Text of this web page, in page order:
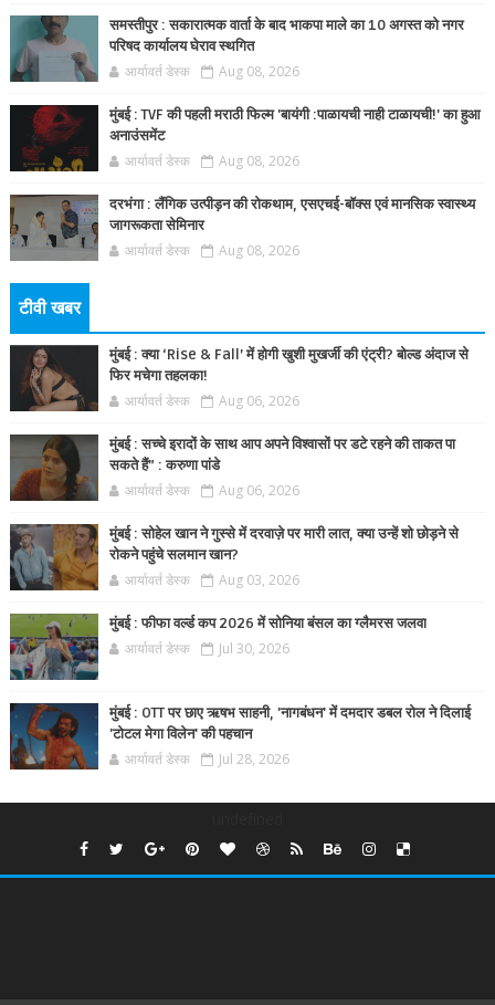
समस्तीपुर : सकारात्मक वार्ता के बाद भाकपा माले का 10 अगस्त को नगर
परिषद कार्यालय घेराव स्थगित
आर्यावर्त डेस्क Aug 08, 2026
मुंबई : TVF की पहली मराठी फिल्म 'बायंगी :पाळायची नाही टाळायची!' का हुआ
अनाउंसमेंट
आर्यावर्त डेस्क Aug 08, 2026
दरभंगा : लैंगिक उत्पीड़न की रोकथाम, एसएचई-बॉक्स एवं मानसिक स्वास्थ्य
जागरूकता सेमिनार
आर्यावर्त डेस्क Aug 08, 2026
टीवी खबर
मुंबई : क्या ‘Rise & Fall’ में होगी खुशी मुखर्जी की एंट्री? बोल्ड अंदाज से
फिर मचेगा तहलका!
आर्यावर्त डेस्क Aug 06, 2026
मुंबई : सच्चे इरादों के साथ आप अपने विश्वासों पर डटे रहने की ताकत पा
सकते हैं” : करुणा पांडे
आर्यावर्त डेस्क Aug 06, 2026
मुंबई : सोहेल खान ने गुस्से में दरवाज़े पर मारी लात, क्या उन्हें शो छोड़ने से
रोकने पहुंचे सलमान खान?
आर्यावर्त डेस्क Aug 03, 2026
मुंबई : फीफा वर्ल्ड कप 2026 में सोनिया बंसल का ग्लैमरस जलवा
आर्यावर्त डेस्क Jul 30, 2026
मुंबई : OTT पर छाए ऋषभ साहनी, 'नागबंधन' में दमदार डबल रोल ने दिलाई
'टोटल मेगा विलेन' की पहचान
आर्यावर्त डेस्क Jul 28, 2026